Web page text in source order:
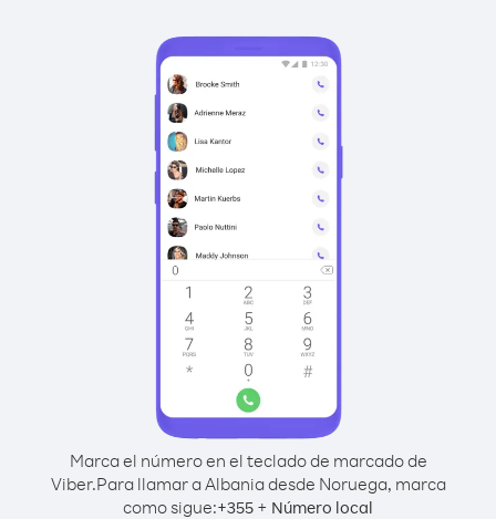
Marca el número en el teclado de marcado de
Viber.Para llamar a Albania desde Noruega, marca
como sigue:+355 + Número local